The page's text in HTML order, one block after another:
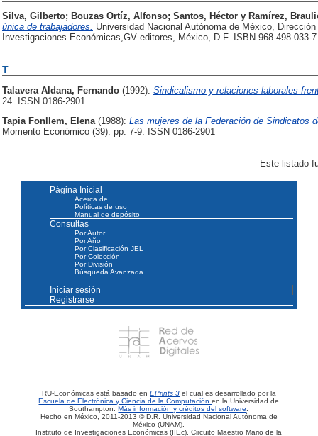
Silva, Gilberto; Bouzas Ortíz, Alfonso; Santos, Héctor y Ramírez,
única de trabajadores. Universidad Nacional Autónoma de México,
Investigaciones Económicas,GV editores, México, D.F. ISBN 968-498-033-7
T
Talavera Aldana, Fernando (1992): Sindicalismo y relaciones laborales
24. ISSN 0186-2901
Tapia Fonllem, Elena (1988): Las mujeres de la Federación de Sindicatos
Momento Económico (39). pp. 7-9. ISSN 0186-2901
Este listado
Página Inicial
Acerca de
Políticas de uso
Manual de depósito
Consultas
Por Autor
Por Año
Por Clasificación JEL
Por Colección
Por División
Búsqueda Avanzada
Iniciar sesión
Registrarse
RU-Económicas está basado en EPrints 3 el cual es desarrollado por la
Escuela de Electrónica y Ciencia de la Computaciónen la Universidad de
Southampton.Más información y créditos del software.
Hecho en México, 2011-2013 © D.R. Universidad Nacional Autónoma de
México (UNAM).
Instituto de Investigaciones Económicas (IIEc). Circuito Maestro Mario de la